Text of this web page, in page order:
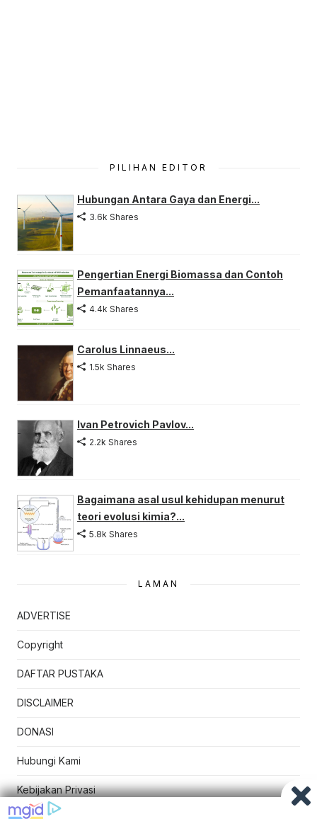
PILIHAN EDITOR
Hubungan Antara Gaya dan Energi...
3.6k Shares
Pengertian Energi Biomassa dan Contoh
Pemanfaatannya...
4.4k Shares
Carolus Linnaeus...
1.5k Shares
Ivan Petrovich Pavlov...
2.2k Shares
Bagaimana asal usul kehidupan menurut
teori evolusi kimia?...
5.8k Shares
LAMAN
ADVERTISE
Copyright
DAFTAR PUSTAKA
DISCLAIMER
DONASI
Hubungi Kami
Kebijakan Privasi